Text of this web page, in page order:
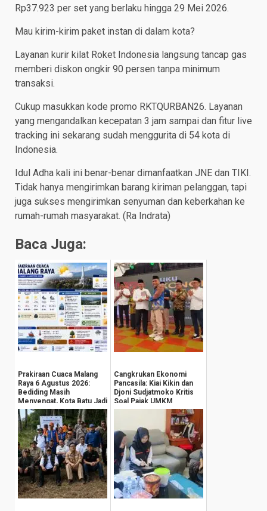
Rp37.923 per set yang berlaku hingga 29 Mei 2026.
Mau kirim-kirim paket instan di dalam kota?
Layanan kurir kilat Roket Indonesia langsung tancap gas
memberi diskon ongkir 90 persen tanpa minimum
transaksi.
Cukup masukkan kode promo RKTQURBAN26. Layanan
yang mengandalkan kecepatan 3 jam sampai dan fitur live
tracking ini sekarang sudah menggurita di 54 kota di
Indonesia.
Idul Adha kali ini benar-benar dimanfaatkan JNE dan TIKI.
Tidak hanya mengirimkan barang kiriman pelanggan, tapi
juga sukses mengirimkan senyuman dan keberkahan ke
rumah-rumah masyarakat. (Ra Indrata)
Baca Juga:
Prakiraan Cuaca Malang
Raya 6 Agustus 2026:
Bediding Masih
Menyengat, Kota Batu Jadi
yang Terdingin
Cangkrukan Ekonomi
Pancasila: Kiai Kikin dan
Djoni Sudjatmoko Kritis
Soal Pajak UMKM